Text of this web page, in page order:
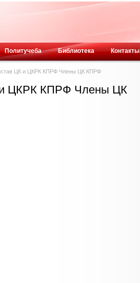
Политучеба Библиотека Контакты
ЦК и ЦКРК КПРФ Члены ЦК КПРФ
и ЦКРК КПРФ Члены ЦК